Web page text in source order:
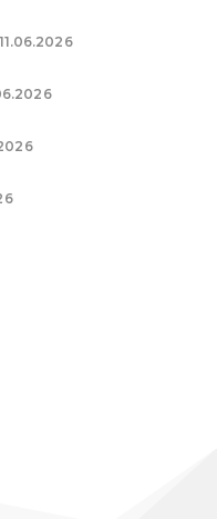
11.06.2026